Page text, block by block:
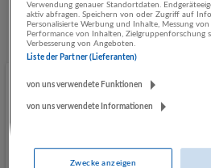
Mehr Jobs
Verwendung genauer Standortdaten.
aktiv abfragen. Speichern von oder Zugriff auf
Personalisierte Werbung und Inhalte, Messung
Performance von Inhalten, Zielgruppenforschung
Verbesserung von Angeboten.
Liste der Partner (Lieferanten)
von uns verwendete Funktionen
von uns verwendete Informationen
Zwecke anzeigen